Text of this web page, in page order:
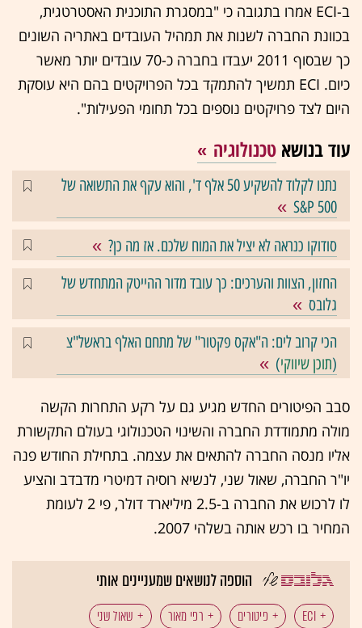
ב-ECI אמרו בתגובה כי "במסגרת התוכנית האסטרטגית,
בכוונת החברה לשנות את תמהיל העובדים באתריה השונים
כך שבסוף 2011 יעבדו בחברה כ-70 עובדים יותר מאשר
כיום. ECI תמשיך להתמקד בכל הפרויקטים בהם היא עוסקת
היום לצד פרויקטים נוספים בכל תחומי הפעילות".
עוד בנושא טכנולוגיה
נתנו לקלוד להשקיע 50 אלף ד', והוא עקף את התשואה של
S&P 500
סודוקו כנראה לא יציל את המוח שלכם. אז מה כן?
החזון, הצוות והערכים: כך עובד מדור ההייטק המתחדש של
גלובס
הכי קרוב לים: ה"אקס פקטור" של מתחם האלף בראשל"צ
(תוכן שיווקי)
סבב הפיטורים החדש מגיע גם על רקע התחרות הקשה
מולה מתמודדת החברה והשינוי הטכנולוגי בעולם התקשורת
אליו מנסה החברה להתאים את עצמה. בתחילת החודש פנה
יו"ר החברה, שאול שני, לנשיא רוסיה דמיטרי מדבדב והציע
לו לרכוש את החברה ב-2.5 מיליארד דולר, פי 2 לעומת
המחיר בו רכש אותה בשלהי 2007.
הוספה לנושאים שמעניינים אותי
ECI פיטורים רפי מאור שאול שני